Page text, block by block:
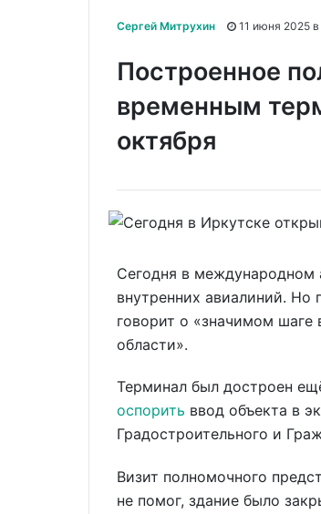
Сергей Митрухин 11 июня 2025 в
Построенное
временным
октября
Сегодня в международном
внутренних авиалиний. Но
говорит о «значимом шаге
области».
Терминал был достроен
оспорить ввод объекта в
Градостроительного и
Визит полномочного
не помог, здание было